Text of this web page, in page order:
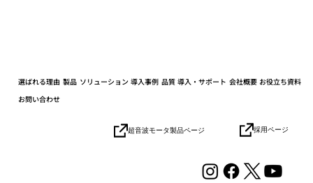
Webサイトを全面リニューアル
選ばれる理由 製品 ソリューション 導入事例 品質 導入・サポート 会社概要 お役立ち資料
お問い合わせ
超音波モータ製品ページ 採用ページ